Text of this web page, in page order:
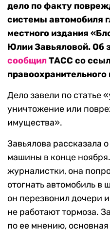
дело по факту
системы автомобиля
местного издания
Юлии Завьяловой. Об
сообщилТАСС со
Дело завели по статье
уничтожение или
имущества».
Завьялова рассказала
машины в конце
журналистки, она
отогнать автомобиль
он перезвонил дочери
не работают тормоза.
по ее мнению,